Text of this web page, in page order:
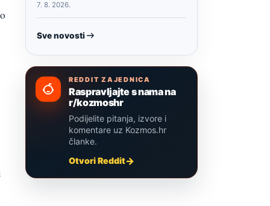
7. 8. 2026.
Sve novosti
REDDIT ZAJEDNICA
Raspravljajte s nama na
r/kozmoshr
Podijelite pitanja, izvore i
komentare uz Kozmos.hr
članke.
Otvori Reddit